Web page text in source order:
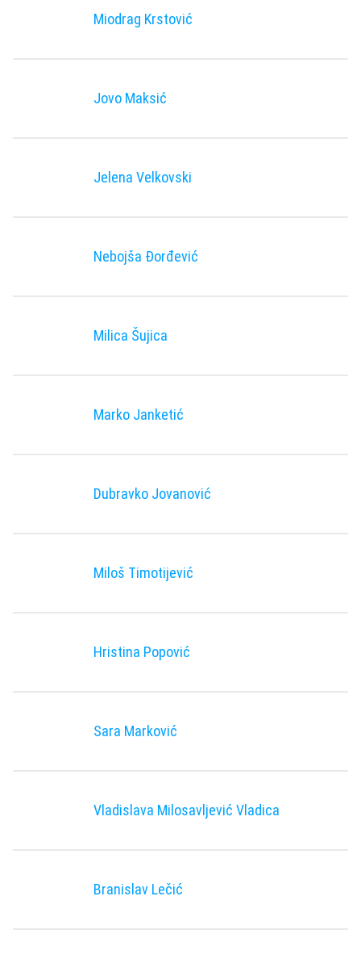
Miodrag Krstović
Jovo Maksić
Jelena Velkovski
Nebojša Đorđević
Milica Šujica
Marko Janketić
Dubravko Jovanović
Miloš Timotijević
Hristina Popović
Sara Marković
Vladislava Milosavljević Vladica
Branislav Lečić